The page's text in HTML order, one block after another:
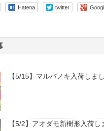
Hatena twitter
【5/15】マルバノキ入荷しま
【5/2】アオダモ新樹形入荷し